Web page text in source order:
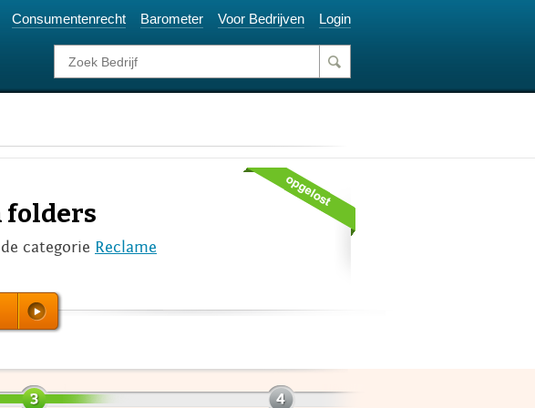
Consumentenrecht Barometer Voor Bedrijven Login
folders
categorie Reclame